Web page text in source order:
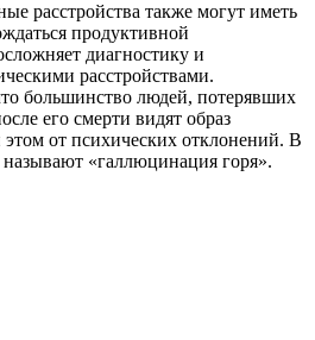
расстройства также могут иметь
продуктивной
диагностику и
расстройствами.
большинство людей, потерявших
его смерти видят образ
от психических отклонений. В
«галлюцинация горя».